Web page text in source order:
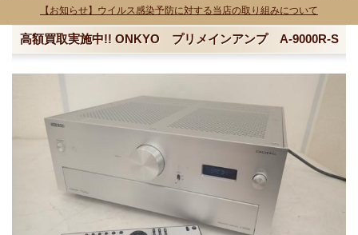
【お知らせ】ウイルス感染予防に対する当店の取り組みについて
高額買取実施中!! ONKYO プリメインアンプ A-9000R-S